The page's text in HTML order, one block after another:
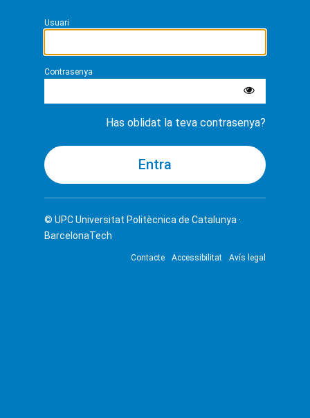
Usuari
Contrasenya
Has oblidat la teva contrasenya?
© UPCUniversitat Politècnica de Catalunya ·
BarcelonaTech
Contacte Accessibilitat Avís legal